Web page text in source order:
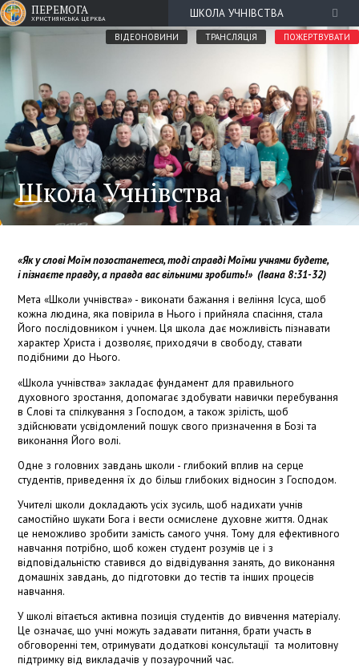
ПЕРЕМОГА
ХРИСТИЯНСЬКА ЦЕРКВА ШКОЛА УЧНІВСТВА
ВІДЕОНОВИНИ ТРАНСЛЯЦІЯ ПОЖЕРТВУВАТИ
Школа Учнівства
«Як у слові Моїм позостанетеся, тоді справді Моїми учнями будете,
і пізнаєте правду, а правда вас вільними зробить!» (Івана 8:31-32)
Мета «Школи учнівства» - виконати бажання і веління Ісуса, щоб
кожна людина, яка повірила в Нього і прийняла спасіння, стала
Його послідовником і учнем. Ця школа дає можливість пізнавати
характер Христа і дозволяє, приходячи в свободу, ставати
подібними до Нього.
«Школа учнівства» закладає фундамент для правильного
духовного зростання, допомагає здобувати навички перебування
в Слові та спілкування з Господом, а також зрілість, щоб
здійснювати усвідомлений пошук свого призначення в Бозі та
виконання Його волі.
Одне з головних завдань школи - глибокий вплив на серце
студентів, приведення їх до більш глибоких відносин з Господом.
Учителі школи докладають усіх зусиль, щоб надихати учнів
самостійно шукати Бога і вести осмислене духовне життя. Однак
це неможливо зробити замість самого учня. Тому для ефективного
навчання потрібно, щоб кожен студент розумів це і з
відповідальністю ставився до відвідування занять, до виконання
домашніх завдань, до підготовки до тестів та інших процесів
навчання.
У школі вітається активна позиція студентів до вивчення матеріалу.
Це означає, що учні можуть задавати питання, брати участь в
обговоренні тем, отримувати додаткові консультації та молитовну
підтримку від викладачів у позаурочний час.